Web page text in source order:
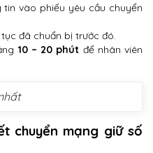
vào phiếu yêu cầu chuyển
đã chuẩn bị trước đó.
10 – 20 phút để nhân viên
chuyển mạng giữ số